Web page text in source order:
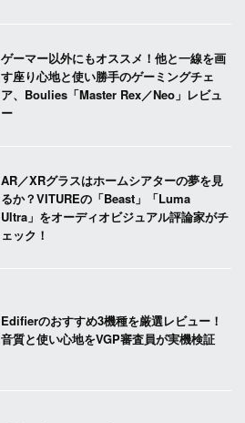
ゲーマー以外にもオススメ！他と一線を画
す座り心地と使い勝手のゲーミングチェ
ア、Boulies「Master Rex／Neo」レビュ
ー
AR／XRグラスはホームシアターの夢を見
るか？VITUREの「Beast」「Luma
Ultra」をオーディオビジュアル評論家がチ
ェック！
Edifierのおすすめ3機種を厳選レビュー！
音質と使い心地をVGP審査員が実機検証